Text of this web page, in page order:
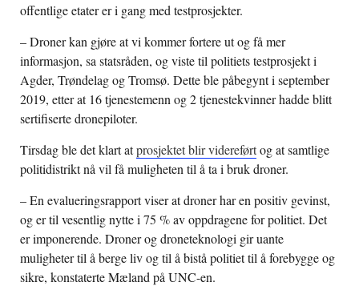
offentlige etater er i gang med testprosjekter.
– Droner kan gjøre at vi kommer fortere ut og få mer
informasjon, sa statsråden, og viste til politiets testprosjekt i
Agder, Trøndelag og Tromsø. Dette ble påbegynt i september
2019, etter at 16 tjenestemenn og 2 tjenestekvinner hadde blitt
sertifiserte dronepiloter.
Tirsdag ble det klart atprosjektet blir videreførtog at samtlige
politidistrikt nå vil få muligheten til å ta i bruk droner.
– En evalueringsrapport viser at droner har en positiv gevinst,
og er til vesentlig nytte i 75 % av oppdragene for politiet. Det
er imponerende. Droner og droneteknologi gir uante
muligheter til å berge liv og til å bistå politiet til å forebygge og
sikre, konstaterte Mæland på UNC-en.